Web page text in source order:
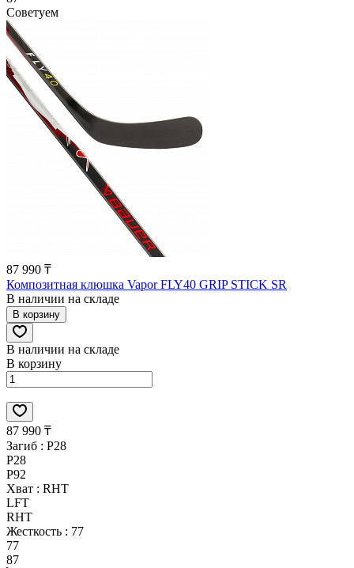
Советуем
87 990 ₸
Композитная клюшка Vapor FLY40 GRIP STICK SR
В наличии на складе
В корзину
В наличии на складе
В корзину
87 990 ₸
Загиб : P28
P28
P92
Хват : RHT
LFT
RHT
Жесткость : 77
77
87